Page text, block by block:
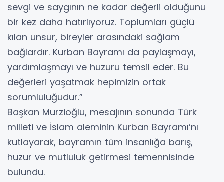
sevgi ve saygının ne kadar değerli olduğunu
bir kez daha hatırlıyoruz. Toplumları güçlü
kılan unsur, bireyler arasındaki sağlam
bağlardır. Kurban Bayramı da paylaşmayı,
yardımlaşmayı ve huzuru temsil eder. Bu
değerleri yaşatmak hepimizin ortak
sorumluluğudur.”
Başkan Murzioğlu, mesajının sonunda Türk
milleti ve İslam aleminin Kurban Bayramı’nı
kutlayarak, bayramın tüm insanlığa barış,
huzur ve mutluluk getirmesi temennisinde
bulundu.